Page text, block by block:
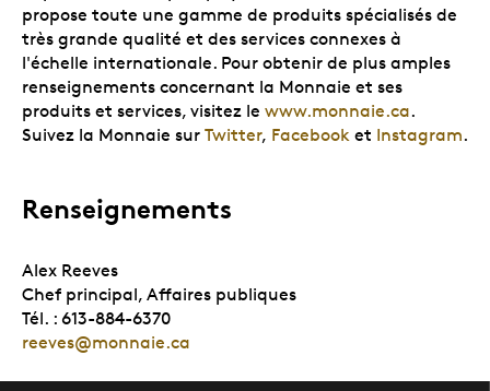
propose toute une gamme de produits spécialisés de
très grande qualité et des services connexes à
l'échelle internationale. Pour obtenir de plus amples
renseignements concernant la Monnaie et ses
produits et services, visitez le www.monnaie.ca.
Suivez la Monnaie sur Twitter, Facebook et Instagram.
Renseignements
Alex Reeves
Chef principal, Affaires publiques
Tél. : 613-884-6370
reeves@monnaie.ca